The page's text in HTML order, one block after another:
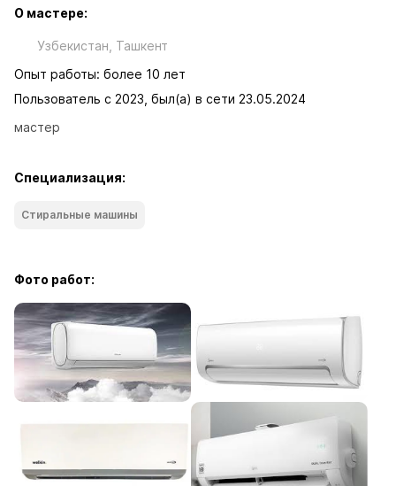
О мастере:
Узбекистан, Ташкент
Опыт работы: более 10 лет
Пользователь с 2023, был(а) в сети 23.05.2024
мастер
Специализация:
Стиральные машины
Фото работ: